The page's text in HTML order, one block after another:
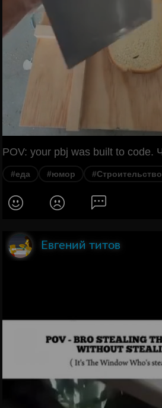
#еда #юмор #Строительство
Евгений титов